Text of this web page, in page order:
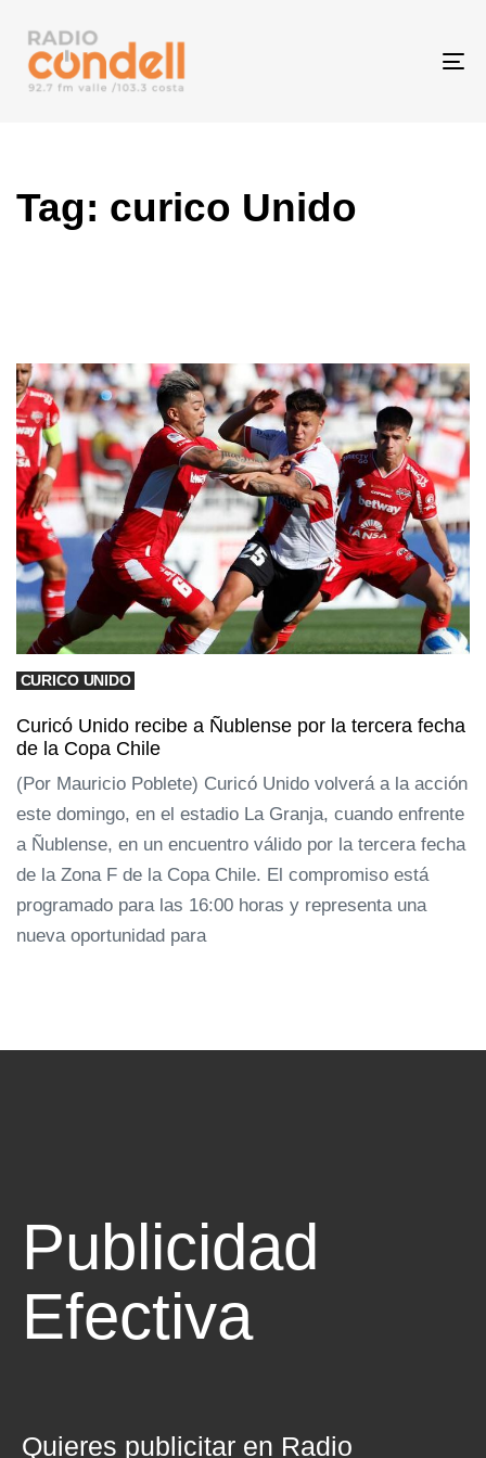
Tag: curico Unido
CURICO UNIDO
Curicó Unido recibe a Ñublense por la tercera fecha
de la Copa Chile
(Por Mauricio Poblete) Curicó Unido volverá a la acción
este domingo, en el estadio La Granja, cuando enfrente
a Ñublense, en un encuentro válido por la tercera fecha
de la Zona F de la Copa Chile. El compromiso está
programado para las 16:00 horas y representa una
nueva oportunidad para
Publicidad
Efectiva
Quieres publicitar en Radio